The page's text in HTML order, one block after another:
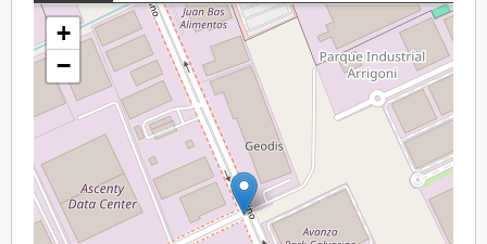
+
−